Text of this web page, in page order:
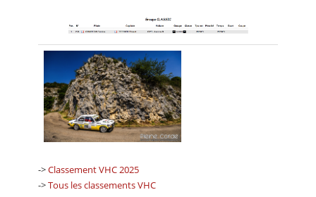
->Classement VHC 2025
->Tous les classements VHC